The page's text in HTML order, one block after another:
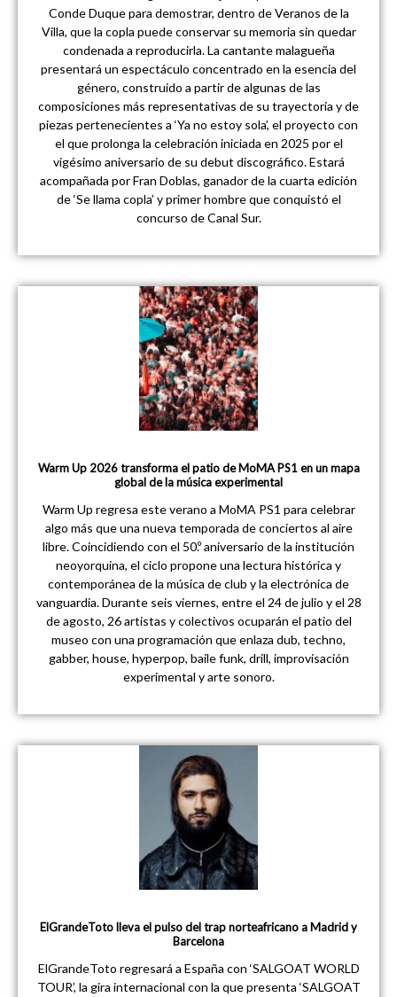
Conde Duque para demostrar, dentro de Veranos de la
Villa, que la copla puede conservar su memoria sin quedar
condenada a reproducirla. La cantante malagueña
presentará un espectáculo concentrado en la esencia del
género, construido a partir de algunas de las
composiciones más representativas de su trayectoria y de
piezas pertenecientes a ‘Ya no estoy sola’, el proyecto con
el que prolonga la celebración iniciada en 2025 por el
vigésimo aniversario de su debut discográfico. Estará
acompañada por Fran Doblas, ganador de la cuarta edición
de ‘Se llama copla’ y primer hombre que conquistó el
concurso de Canal Sur.
Warm Up 2026 transforma el patio de MoMA PS1 en un mapa
global de la música experimental
Warm Up regresa este verano a MoMA PS1 para celebrar
algo más que una nueva temporada de conciertos al aire
libre. Coincidiendo con el 50.º aniversario de la institución
neoyorquina, el ciclo propone una lectura histórica y
contemporánea de la música de club y la electrónica de
vanguardia. Durante seis viernes, entre el 24 de julio y el 28
de agosto, 26 artistas y colectivos ocuparán el patio del
museo con una programación que enlaza dub, techno,
gabber, house, hyperpop, baile funk, drill, improvisación
experimental y arte sonoro.
ElGrandeToto lleva el pulso del trap norteafricano a Madrid y
Barcelona
ElGrandeToto regresará a España con ‘SALGOAT WORLD
TOUR’, la gira internacional con la que presenta ‘SALGOAT